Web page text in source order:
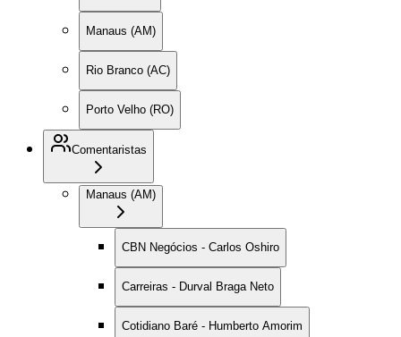
Manaus (AM)
Rio Branco (AC)
Porto Velho (RO)
Comentaristas
Manaus (AM)
CBN Negócios - Carlos Oshiro
Carreiras - Durval Braga Neto
Cotidiano Baré - Humberto Amorim